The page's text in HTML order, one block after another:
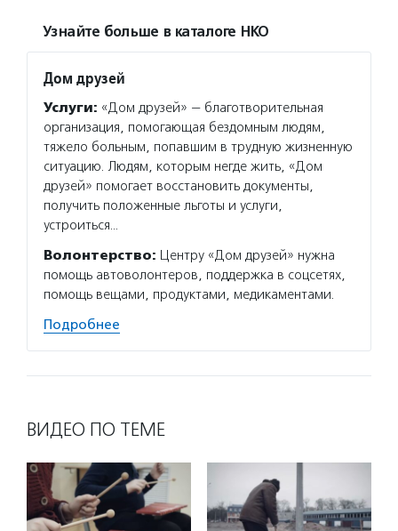
Узнайте больше в каталоге НКО
Дом друзей
Услуги: «Дом друзей» — благотворительная
организация, помогающая бездомным людям,
тяжело больным, попавшим в трудную жизненную
ситуацию. Людям, которым негде жить, «Дом
друзей» помогает восстановить документы,
получить положенные льготы и услуги,
устроиться…
Волонтерство: Центру «Дом друзей» нужна
помощь автоволонтеров, поддержка в соцсетях,
помощь вещами, продуктами, медикаментами.
Подробнее
ВИДЕО ПО ТЕМЕ